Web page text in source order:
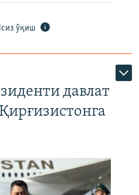
ўқиш
давлат